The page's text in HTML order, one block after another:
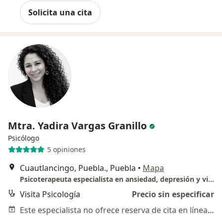
Solicita una cita
Mtra. Yadira Vargas Granillo
Psicólogo
5 opiniones
Cuautlancingo, Puebla., Puebla • Mapa
Psicoterapeuta especialista en ansiedad, depresión y violencias
Visita Psicología
Precio sin especificar
Este especialista no ofrece reserva de cita en línea en esta dirección.